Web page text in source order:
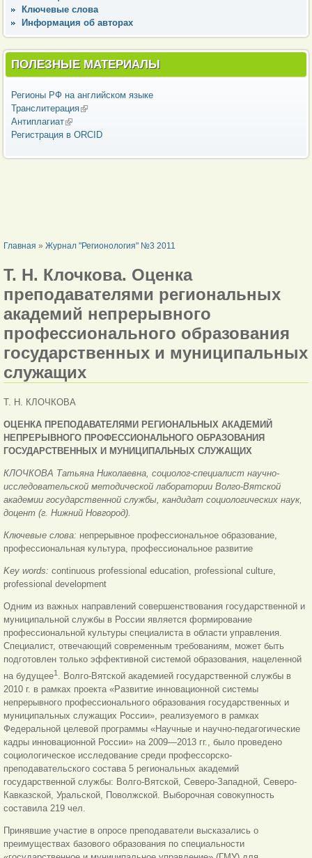
Ключевые слова
Информация об авторах
ПОЛЕЗНЫЕ МАТЕРИАЛЫ
Регионы РФ на английском языке
Транслитерация(внешняя ссылка)
Антиплагиат(внешняя ссылка)
Регистрация в ORCID
ВЫ ЗДЕСЬ
Главная » Журнал "Регионология" №3 2011
Т. Н. Клочкова. Оценка
преподавателями региональных
академий непрерывного
профессионального образования
государственных и муниципальных
служащих
Т. Н. КЛОЧКОВА
ОЦЕНКА ПРЕПОДАВАТЕЛЯМИ РЕГИОНАЛЬНЫХ АКАДЕМИЙ
НЕПРЕРЫВНОГО ПРОФЕССИОНАЛЬНОГО ОБРАЗОВАНИЯ
ГОСУДАРСТВЕННЫХ И МУНИЦИПАЛЬНЫХ СЛУЖАЩИХ
КЛОЧКОВА Татьяна Николаевна, социолог-специалист научно-
исследовательской методической лаборатории Волго-Вятской
академии государственной службы, кандидат социологических наук,
доцент (г. Нижний Новгород).
Ключевые слова: непрерывное профессиональное образование,
профессиональная культура, профессиональное развитие
Key words: continuous professional education, professional culture,
professional development
Одним из важных направлений совершенствования государственной и
муниципальной службы в России является формирование
профессиональной культуры специалиста в области управления.
Специалист, отвечающий современным требованиям, может быть
подготовлен только эффективной системой образования, нацеленной
на будущее1
. Волго-Вятской академией государственной службы в
2010 г. в рамках проекта «Развитие инновационной системы
непрерывного профессионального образования государственных и
муниципальных служащих России», реализуемого в рамках
Федеральной целевой программы «Научные и научно-педагогические
кадры инновационной России» на 2009—2013 гг., было проведено
социологическое исследование среди профессорско-
преподавательского состава 5 региональных академий
государственной службы: Волго-Вятской, Северо-Западной, Северо-
Кавказской, Уральской, Поволжской. Выборочная совокупность
составила 219 чел.
Принявшие участие в опросе преподаватели высказались о
преимуществах базового образования по специальности